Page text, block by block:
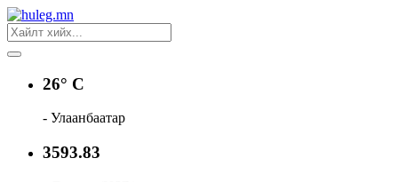
26° C
- Улаанбаатар
3593.83